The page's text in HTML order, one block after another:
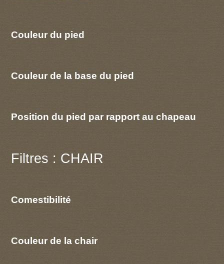
Couleur du pied
Couleur de la base du pied
Position du pied par rapport au chapeau
Filtres : CHAIR
Comestibilité
Couleur de la chair